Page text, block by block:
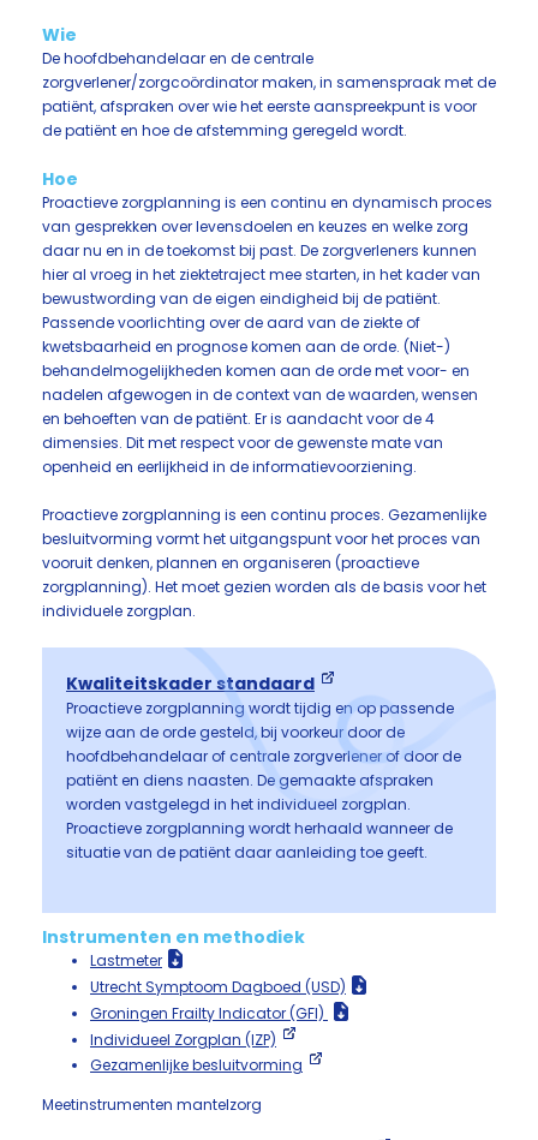
Wie
De hoofdbehandelaar en de centrale
zorgverlener/zorgcoördinator maken, in samenspraak met de
patiënt, afspraken over wie het eerste aanspreekpunt is voor
de patiënt en hoe de afstemming geregeld wordt.
Hoe
Proactieve zorgplanning is een continu en dynamisch proces
van gesprekken over levensdoelen en keuzes en welke zorg
daar nu en in de toekomst bij past. De zorgverleners kunnen
hier al vroeg in het ziektetraject mee starten, in het kader van
bewustwording van de eigen eindigheid bij de patiënt.
Passende voorlichting over de aard van de ziekte of
kwetsbaarheid en prognose komen aan de orde. (Niet-)
behandelmogelijkheden komen aan de orde met voor- en
nadelen afgewogen in de context van de waarden, wensen
en behoeften van de patiënt. Er is aandacht voor de 4
dimensies. Dit met respect voor de gewenste mate van
openheid en eerlijkheid in de informatievoorziening.
Proactieve zorgplanning is een continu proces. Gezamenlijke
besluitvorming vormt het uitgangspunt voor het proces van
vooruit denken, plannen en organiseren (proactieve
zorgplanning). Het moet gezien worden als de basis voor het
individuele zorgplan.
Kwaliteitskader standaard
Proactieve zorgplanning wordt tijdig en op passende
wijze aan de orde gesteld, bij voorkeur door de
hoofdbehandelaar of centrale zorgverlener of door de
patiënt en diens naasten. De gemaakte afspraken
worden vastgelegd in het individueel zorgplan.
Proactieve zorgplanning wordt herhaald wanneer de
situatie van de patiënt daar aanleiding toe geeft.
Instrumenten en methodiek
Lastmeter
Utrecht Symptoom Dagboed (USD)
Groningen Frailty Indicator (GFI)
Individueel Zorgplan (IZP)
Gezamenlijke besluitvorming
Meetinstrumenten mantelzorg